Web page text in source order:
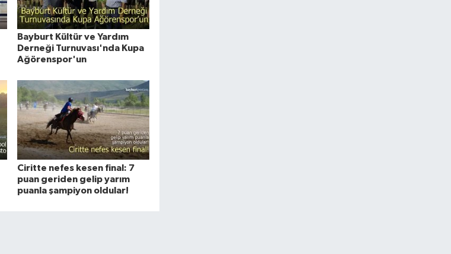
Bayburt Kültür ve Yardım
Derneği Turnuvası'nda Kupa
Ağörenspor'un
Ciritte nefes kesen final: 7
puan geriden gelip yarım
puanla şampiyon oldular!